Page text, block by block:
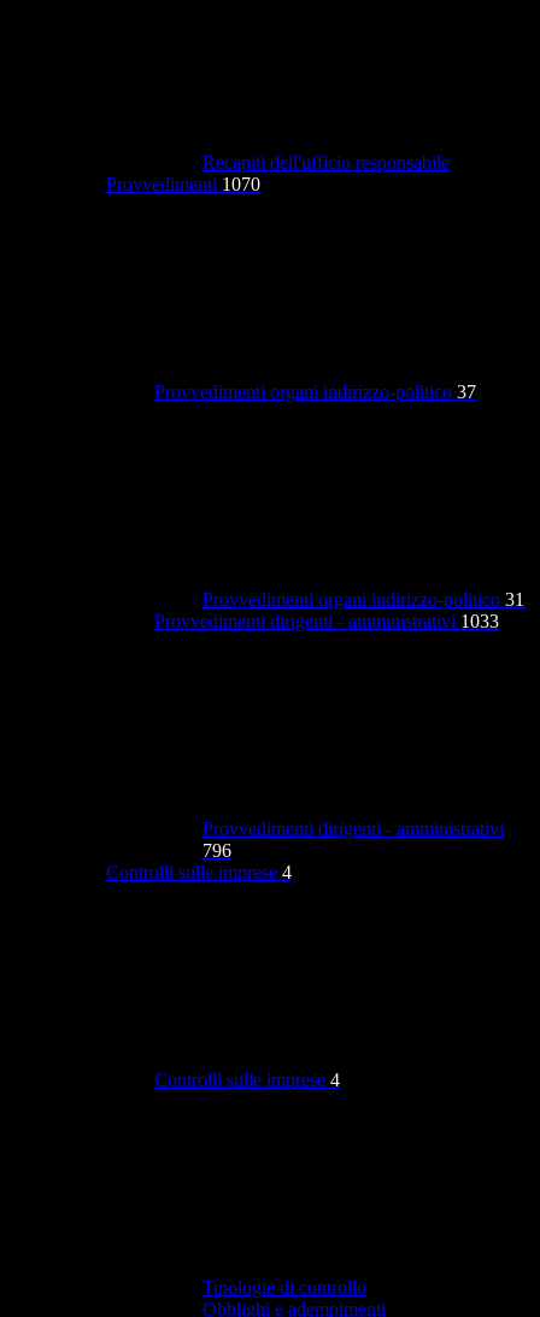
Recapiti dell'ufficio responsabile
Provvedimenti 1070
Provvedimenti organi indirizzo-politico 37
Provvedimenti organi indirizzo-politico 31
Provvedimenti dirigenti - amministrativi 1033
Provvedimenti dirigenti - amministrativi
796
Controlli sulle imprese 4
Controlli sulle imprese 4
Tipologie di controllo
Obblighi e adempimenti